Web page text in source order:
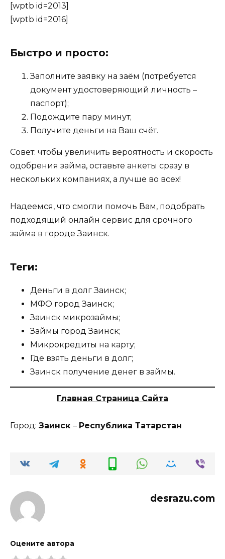
[wptb id=2013]
[wptb id=2016]
Быстро и просто:
Заполните заявку на заём (потребуется
документ удостоверяющий личность –
паспорт);
Подождите пару минут;
Получите деньги на Ваш счёт.
Совет: чтобы увеличить вероятность и скорость
одобрения займа, оставьте анкеты сразу в
нескольких компаниях, а лучше во всех!
Надеемся, что смогли помочь Вам, подобрать
подходящий онлайн сервис для срочного
займа в городе Заинск.
Теги:
Деньги в долг Заинск;
МФО город Заинск;
Заинск микрозаймы;
Займы город Заинск;
Микрокредиты на карту;
Где взять деньги в долг;
Заинск получение денег в займы.
Главная Страница Сайта
Город: Заинск – Республика Татарстан
desrazu.com
Оцените автора